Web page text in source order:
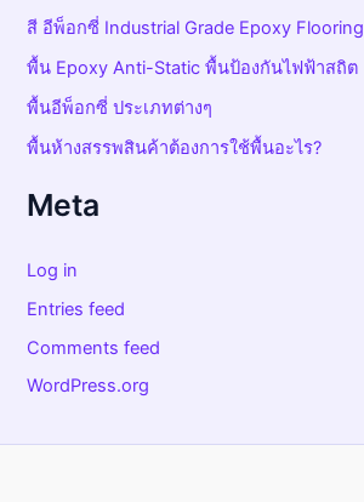
สี อีพ็อกซี่ Industrial Grade Epoxy Flooring
พื้น Epoxy Anti-Static พื้นป้องกันไฟฟ้าสถิต
พื้นอีพ็อกซี่ ประเภทต่างๆ
พื้นห้างสรรพสินค้าต้องการใช้พื้นอะไร?
Meta
Log in
Entries feed
Comments feed
WordPress.org